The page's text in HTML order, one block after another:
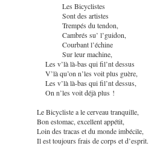
Les Bicyclistes
Sont des artistes
Trempés du tendon,
Cambrés su’ l’guidon,
Courbant l’échine
Sur leur machine,
Les v’là là-bas qui fil’nt dessus
V’là qu’on n’les voit plus guère,
Les v’là là-bas qui fil’nt dessus,
On n’les voit déjà plus !
Le Bicycliste a le cerveau tranquille,
Bon estomac, excellent appétit,
Loin des tracas et du monde imbécile,
Il est toujours frais de corps et d’esprit.